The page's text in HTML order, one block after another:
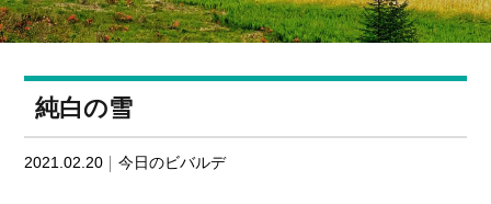
純白の雪
2021.02.20 今日のビバルデ